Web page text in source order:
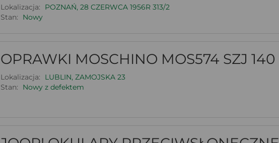
Lokalizacja:
POZNAŃ, 28 CZERWCA 1956R 313/2
Stan:
Nowy
OPRAWKI MOSCHINO MOS574 SZJ 140
Lokalizacja:
LUBLIN, ZAMOJSKA 23
Stan:
Nowy z defektem